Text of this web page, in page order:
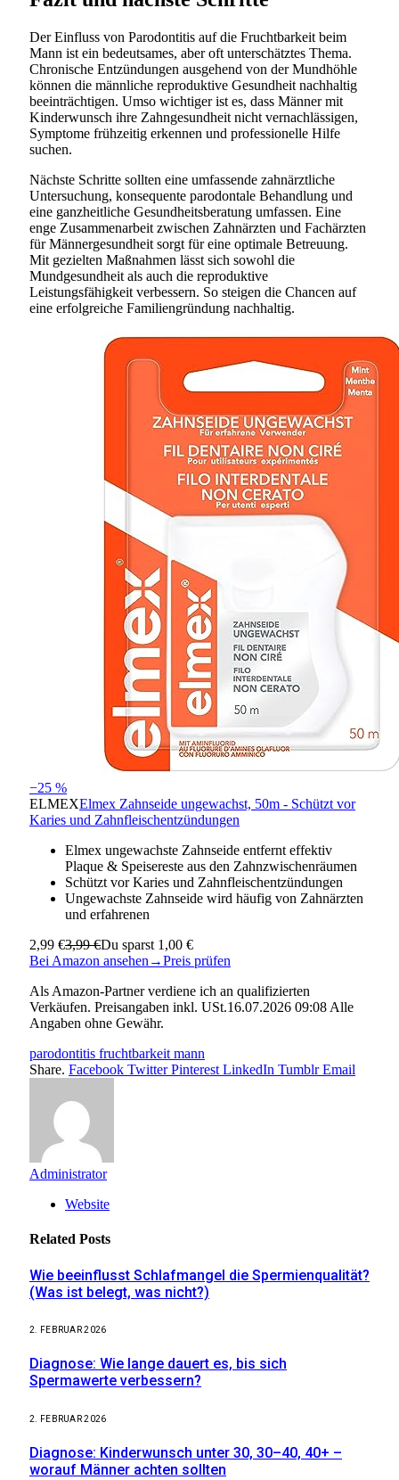
Der Einfluss von Parodontitis auf die Fruchtbarkeit beim
Mann ist ein bedeutsames, aber oft unterschätztes Thema.
Chronische Entzündungen ausgehend von der Mundhöhle
können die männliche reproduktive Gesundheit nachhaltig
beeinträchtigen. Umso wichtiger ist es, dass Männer mit
Kinderwunsch ihre Zahngesundheit nicht vernachlässigen,
Symptome frühzeitig erkennen und professionelle Hilfe
suchen.
Nächste Schritte sollten eine umfassende zahnärztliche
Untersuchung, konsequente parodontale Behandlung und
eine ganzheitliche Gesundheitsberatung umfassen. Eine
enge Zusammenarbeit zwischen Zahnärzten und Fachärzten
für Männergesundheit sorgt für eine optimale Betreuung.
Mit gezielten Maßnahmen lässt sich sowohl die
Mundgesundheit als auch die reproduktive
Leistungsfähigkeit verbessern. So steigen die Chancen auf
eine erfolgreiche Familiengründung nachhaltig.
−25 %
ELMEXElmex Zahnseide ungewachst, 50m - Schützt vor
Karies und Zahnfleischentzündungen
Elmex ungewachste Zahnseide entfernt effektiv
Plaque & Speisereste aus den Zahnzwischenräumen
Schützt vor Karies und Zahnfleischentzündungen
Ungewachste Zahnseide wird häufig von Zahnärzten
und erfahrenen
2,99 €3,99 €Du sparst 1,00 €
Bei Amazon ansehen →Preis prüfen
Als Amazon-Partner verdiene ich an qualifizierten
Verkäufen. Preisangaben inkl. USt.16.07.2026 09:08 Alle
Angaben ohne Gewähr.
parodontitis fruchtbarkeit mann
Share. Facebook Twitter Pinterest LinkedIn Tumblr Email
Administrator
Website
Related Posts
Wie beeinflusst Schlafmangel die Spermienqualität?
(Was ist belegt, was nicht?)
2. FEBRUAR 2026
Diagnose: Wie lange dauert es, bis sich
Spermawerte verbessern?
2. FEBRUAR 2026
Diagnose: Kinderwunsch unter 30, 30–40, 40+ –
worauf Männer achten sollten